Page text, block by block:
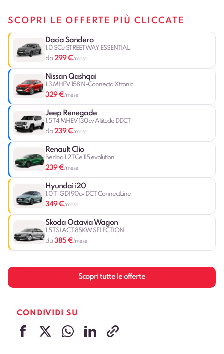
SCOPRI LE OFFERTE PIÙ CLICCATE
Dacia Sandero
1.0 SCe STREETWAY ESSENTIAL
da299 €/mese
Nissan Qashqai
1.3 MHEV 158 N-Connecta Xtronic
329 €/mese
Jeep Renegade
1.5 T4 MHEV 130cv Altitude DDCT
da239 €/mese
Renault Clio
Berlina 1.2 TCe 115 evolution
239 €/mese
Hyundai i20
1.0 T-GDI 90cv DCT ConnectLine
349 €/mese
Skoda Octavia Wagon
1.5 TSI ACT 85KW SELECTION
da385 €/mese
Scopri tutte le offerte
CONDIVIDI SU